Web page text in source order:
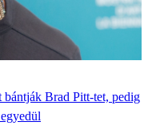
bántják Brad Pitt-tet, pedig